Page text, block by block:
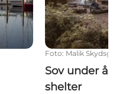
Foto: Malik
Sov under
shelter